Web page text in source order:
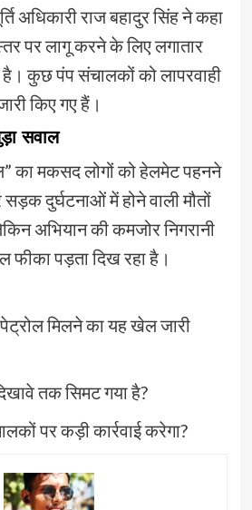
अधिकारी राज बहादुर सिंह ने कहा
पर लागू करने के लिए लगातार
है। कुछ पंप संचालकों को लापरवाही
किए गए हैं।
सवाल
का मकसद लोगों को हेलमेट पहनने
दुर्घटनाओं में होने वाली मौतों
अभियान की कमजोर निगरानी
पड़ता दिख रहा है।
मिलने का यह खेल जारी
तक सिमट गया है?
पर कड़ी कार्रवाई करेगा?